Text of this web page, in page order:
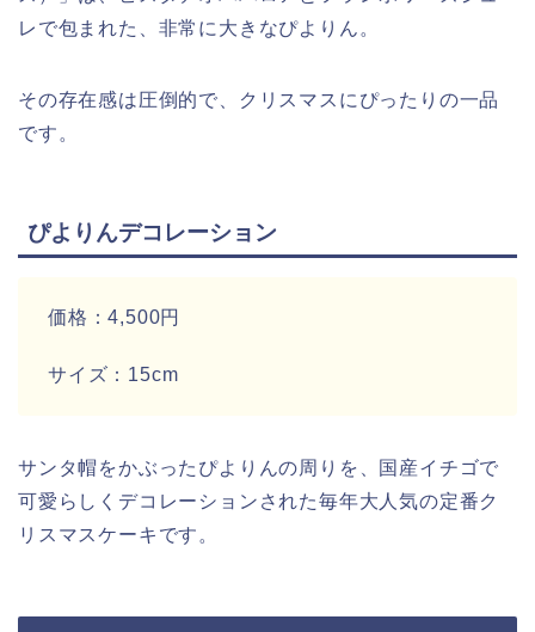
レで包まれた、非常に大きなぴよりん。
その存在感は圧倒的で、クリスマスにぴったりの一品
です。
ぴよりんデコレーション
価格：4,500円
サイズ：15cm
サンタ帽をかぶったぴよりんの周りを、国産イチゴで
可愛らしくデコレーションされた毎年大人気の定番ク
リスマスケーキです。